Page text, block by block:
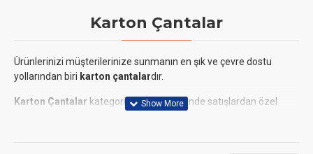
Karton Çantalar
Ürünlerinizi müşterilerinize sunmanın en şık ve çevre dostu
yollarından biri karton çantalardır.
Karton Çantalar kategorimizde, perakende satışlardan özel